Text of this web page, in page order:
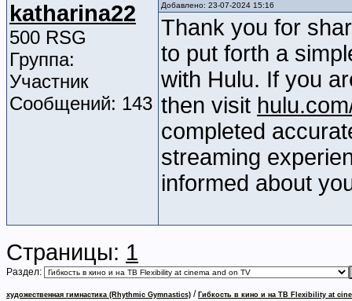
katharina22
500 RSG
Группа:
Участник
Сообщений: 143
Добавлено: 23-07-2024 15:16
Thank you for
to put forth a
with Hulu. If you
then visit
completed
streaming
informed about
Страницы: 1
Раздел:
художественная гимнастика (Rhythmic Gymnastics) / Гибкость в кино и на ТВ Flexibility at